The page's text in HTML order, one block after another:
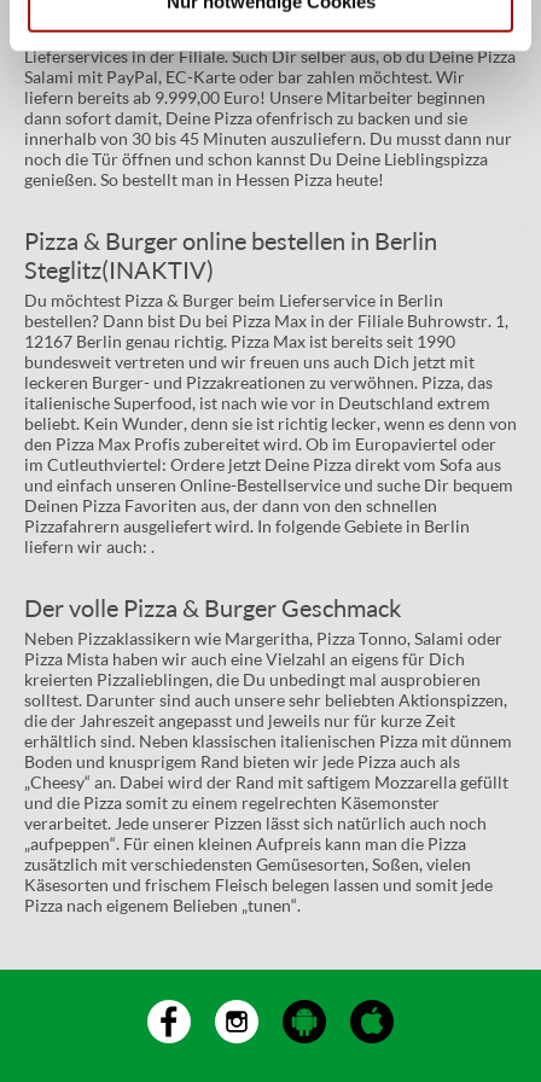
lassen. Gib einfach Deine Lieferadresse und die Zahlungsart ein
und schon landet Deine Bestellung in der Pizzaküche des
Lieferservices in der Filiale. Such Dir selber aus, ob du Deine Pizza
Salami mit PayPal, EC-Karte oder bar zahlen möchtest. Wir
liefern bereits ab 9.999,00 Euro! Unsere Mitarbeiter beginnen
dann sofort damit, Deine Pizza ofenfrisch zu backen und sie
innerhalb von 30 bis 45 Minuten auszuliefern. Du musst dann nur
noch die Tür öffnen und schon kannst Du Deine Lieblingspizza
genießen. So bestellt man in Hessen Pizza heute!
Pizza & Burger online bestellen in Berlin
Steglitz(INAKTIV)
Du möchtest Pizza & Burger beim Lieferservice in Berlin
bestellen? Dann bist Du bei Pizza Max in der Filiale Buhrowstr. 1,
12167 Berlin genau richtig. Pizza Max ist bereits seit 1990
bundesweit vertreten und wir freuen uns auch Dich jetzt mit
leckeren Burger- und Pizzakreationen zu verwöhnen. Pizza, das
italienische Superfood, ist nach wie vor in Deutschland extrem
beliebt. Kein Wunder, denn sie ist richtig lecker, wenn es denn von
den Pizza Max Profis zubereitet wird. Ob im Europaviertel oder
im Cutleuthviertel: Ordere jetzt Deine Pizza direkt vom Sofa aus
und einfach unseren Online-Bestellservice und suche Dir bequem
Deinen Pizza Favoriten aus, der dann von den schnellen
Pizzafahrern ausgeliefert wird. In folgende Gebiete in Berlin
liefern wir auch: .
Der volle Pizza & Burger Geschmack
Neben Pizzaklassikern wie Margeritha, Pizza Tonno, Salami oder
Pizza Mista haben wir auch eine Vielzahl an eigens für Dich
kreierten Pizzalieblingen, die Du unbedingt mal ausprobieren
solltest. Darunter sind auch unsere sehr beliebten Aktionspizzen,
die der Jahreszeit angepasst und jeweils nur für kurze Zeit
erhältlich sind. Neben klassischen italienischen Pizza mit dünnem
Boden und knusprigem Rand bieten wir jede Pizza auch als
„Cheesy“ an. Dabei wird der Rand mit saftigem Mozzarella gefüllt
und die Pizza somit zu einem regelrechten Käsemonster
verarbeitet. Jede unserer Pizzen lässt sich natürlich auch noch
„aufpeppen“. Für einen kleinen Aufpreis kann man die Pizza
zusätzlich mit verschiedensten Gemüsesorten, Soßen, vielen
Käsesorten und frischem Fleisch belegen lassen und somit jede
Pizza nach eigenem Belieben „tunen“.